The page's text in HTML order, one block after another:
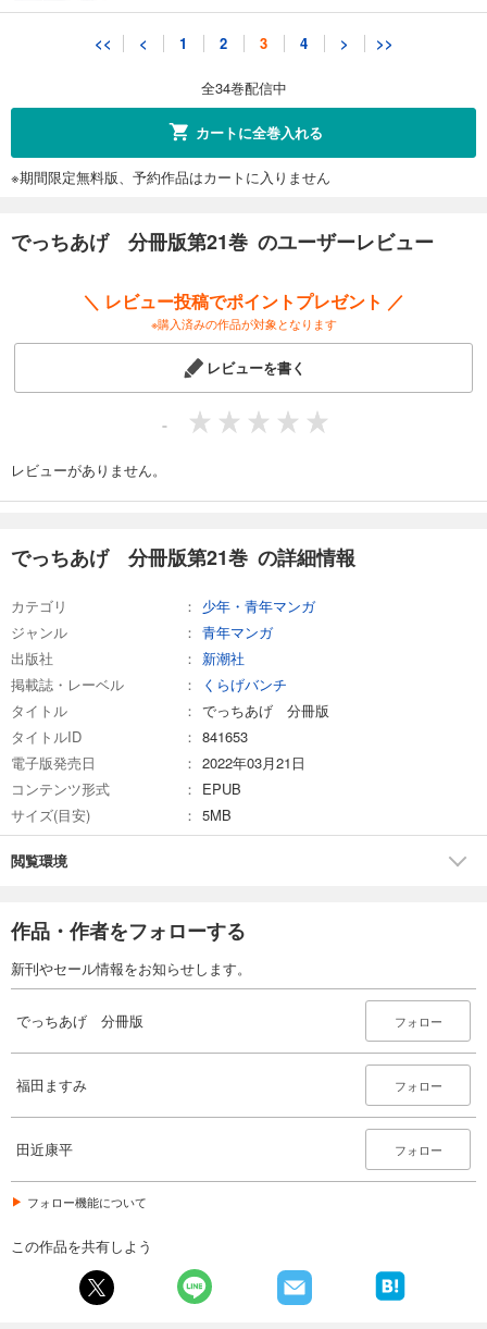
でっちあげ 分冊版第31巻
でっちあげ 分冊版第32巻
完結
あらすじを表示する
でっちあげ 分冊版第33巻
円 (税込)
でっちあげ 分冊版第34巻（完）
完結
あらすじを表示する
<< < 1 2 3 4 > >>
全34巻配信中
カートに全巻入れる
※期間限定無料版、予約作品はカートに入りません
でっちあげ 分冊版第21巻 のユーザーレビュー
＼ レビュー投稿でポイントプレゼント ／
※購入済みの作品が対象となります
レビューを書く
-
レビューがありません。
でっちあげ 分冊版第21巻 の詳細情報
カテゴリ
少年・青年マンガ
ジャンル
青年マンガ
出版社
新潮社
掲載誌・レーベル
くらげバンチ
タイトル
でっちあげ 分冊版
タイトルID
841653
電子版発売日
2022年03月21日
コンテンツ形式
EPUB
サイズ(目安)
5MB
閲覧環境
作品・作者をフォローする
新刊やセール情報をお知らせします。
でっちあげ 分冊版 フォロー
福田ますみ フォロー
田近康平 フォロー
フォロー機能について
この作品を共有しよう